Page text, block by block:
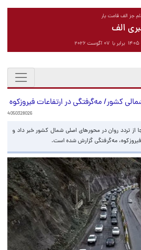
جز الف قامت یار
الف
کشور/ مه‌گرفتگی در ارتفاعات فیروزکوه
4050328026
از تردد روان در محورهای اصلی شمال کشور خبر داد و
مه‌گرفتگی گزارش شده است.